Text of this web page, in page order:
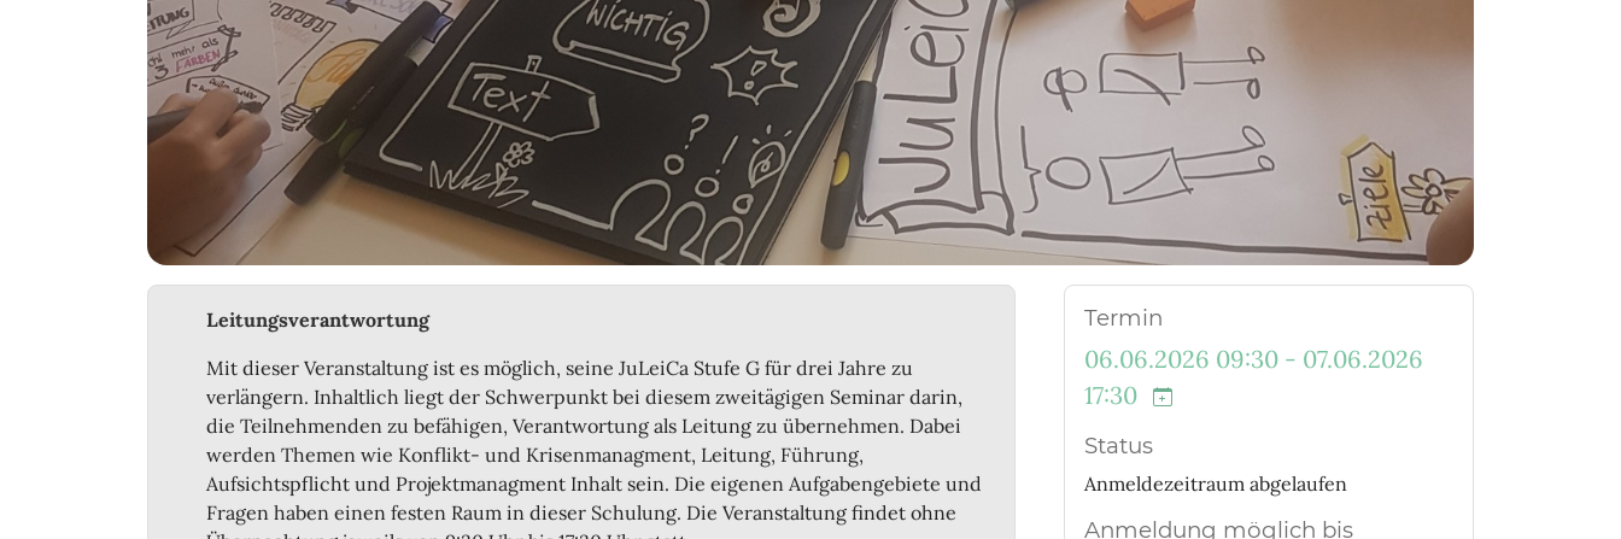
Termin
06.06.2026 09:30 - 07.06.2026
17:30
Status
Anmeldezeitraum abgelaufen
Anmeldung möglich bis
Leitungsverantwortung
Mit dieser Veranstaltung ist es möglich, seine JuLeiCa Stufe G für drei Jahre zu
verlängern. Inhaltlich liegt der Schwerpunkt bei diesem zweitägigen Seminar darin,
die Teilnehmenden zu befähigen, Verantwortung als Leitung zu übernehmen. Dabei
werden Themen wie Konflikt- und Krisenmanagment, Leitung, Führung,
Aufsichtspflicht und Projektmanagment Inhalt sein. Die eigenen Aufgabengebiete und
Fragen haben einen festen Raum in dieser Schulung. Die Veranstaltung findet ohne